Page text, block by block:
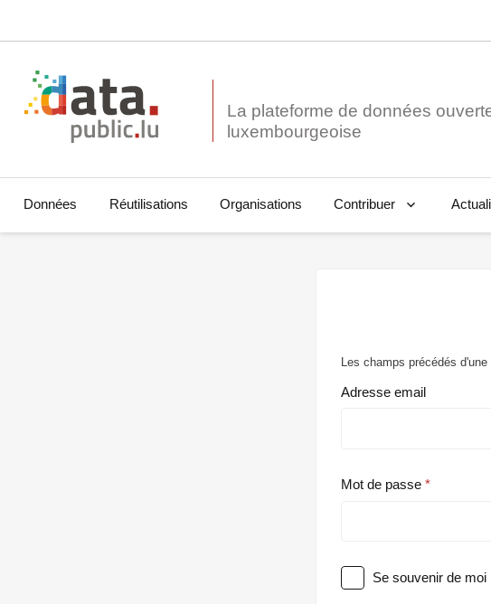
La plateforme de données
Données Réutilisations Organisations Contribuer
Les champs précédés
Adresse email
Mot de passe
Se souvenir de moi